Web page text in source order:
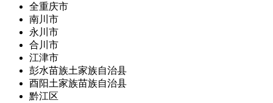
全重庆市
南川市
永川市
合川市
江津市
彭水苗族土家族自治县
酉阳土家族苗族自治县
黔江区